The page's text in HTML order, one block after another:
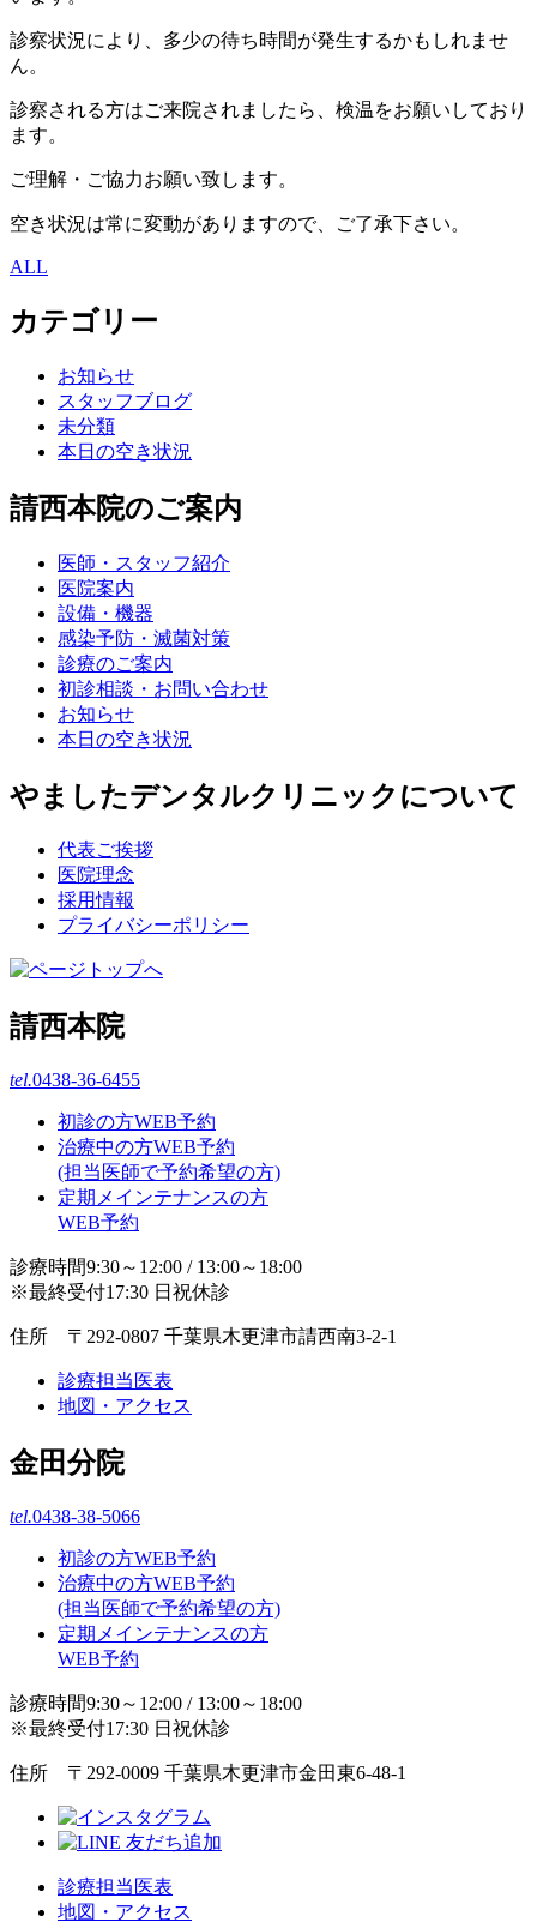
診察状況により、多少の待ち時間が発生するかもしれませ
ん。
診察される方はご来院されましたら、検温をお願いしており
ます。
ご理解・ご協力お願い致します。
空き状況は常に変動がありますので、ご了承下さい。
ALL
カテゴリー
お知らせ
スタッフブログ
未分類
本日の空き状況
請西本院のご案内
医師・スタッフ紹介
医院案内
設備・機器
感染予防・滅菌対策
診療のご案内
初診相談・お問い合わせ
お知らせ
本日の空き状況
やましたデンタルクリニックについて
代表ご挨拶
医院理念
採用情報
プライバシーポリシー
請西本院
tel.0438-36-6455
初診の方WEB予約
治療中の方WEB予約
(担当医師で予約希望の方)
定期メインテナンスの方
WEB予約
診療時間9:30～12:00 / 13:00～18:00
※最終受付17:30 日祝休診
住所 〒292-0807 千葉県木更津市請西南3-2-1
診療担当医表
地図・アクセス
金田分院
tel.0438-38-5066
初診の方WEB予約
治療中の方WEB予約
(担当医師で予約希望の方)
定期メインテナンスの方
WEB予約
診療時間9:30～12:00 / 13:00～18:00
※最終受付17:30 日祝休診
住所 〒292-0009 千葉県木更津市金田東6-48-1
診療担当医表
地図・アクセス